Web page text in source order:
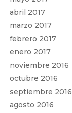
abril 2017
marzo 2017
febrero 2017
enero 2017
noviembre 2016
octubre 2016
septiembre 2016
agosto 2016